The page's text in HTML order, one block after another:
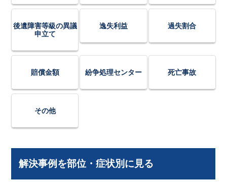
後遺障害等級の異議
申立て
逸失利益 過失割合
賠償金額 紛争処理センター 死亡事故
その他
解決事例を部位・症状別に見る